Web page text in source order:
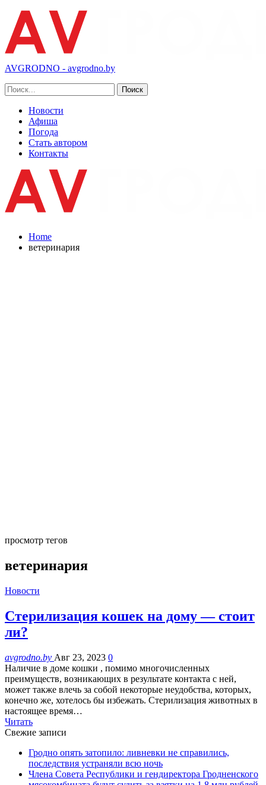
AVGRODNO - avgrodno.by
Новости
Афиша
Погода
Стать автором
Контакты
Home
ветеринария
просмотр тегов
ветеринария
Новости
Стерилизация кошек на дому — стоит
ли?
avgrodno.by Авг 23, 2023 0
Наличие в доме кошки , помимо многочисленных
преимуществ, возникающих в результате контакта с ней,
может также влечь за собой некоторые неудобства, которых,
конечно же, хотелось бы избежать. Стерилизация животных в
настоящее время…
Читать
Свежие записи
Гродно опять затопило: ливневки не справились,
последствия устраняли всю ночь
Члена Совета Республики и гендиректора Гродненского